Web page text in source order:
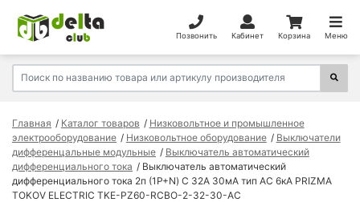
Позвонить Кабинет Корзина Меню
Главная Каталог товаров
Низковольтное и промышленное
электрооборудование
Низковольтное оборудование
Выключатели
дифференцальные модульные
Выключатель автоматический
дифференциального тока
Выключатель автоматический
дифференциального тока 2п (1P+N) C 32А 30мА тип AC 6кА PRIZMA
TOKOV ELECTRIC TKE-PZ60-RCBO-2-32-30-AC